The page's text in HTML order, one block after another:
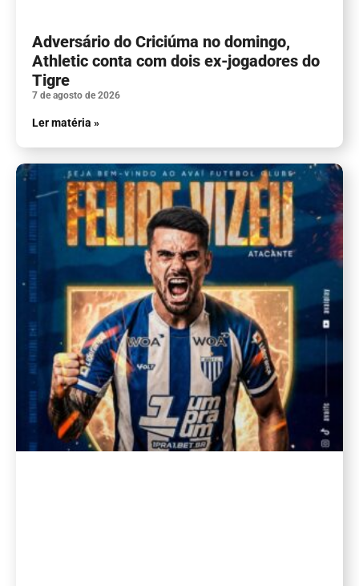
Adversário do Criciúma no domingo,
Athletic conta com dois ex-jogadores do
Tigre
7 de agosto de 2026
Ler matéria »